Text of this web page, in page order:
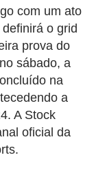
com um ato
o grid
prova do
sábado, a
na
a
A Stock
oficial da